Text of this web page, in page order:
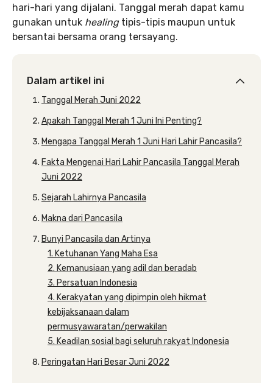
hari-hari yang dijalani. Tanggal merah dapat kamu
gunakan untuk healingtipis-tipis maupun untuk
bersantai bersama orang tersayang.
Dalam artikel ini
Tanggal Merah Juni 2022
Apakah Tanggal Merah 1 Juni Ini Penting?
Mengapa Tanggal Merah 1 Juni Hari Lahir Pancasila?
Fakta Mengenai Hari Lahir Pancasila Tanggal Merah
Juni 2022
Sejarah Lahirnya Pancasila
Makna dari Pancasila
Bunyi Pancasila dan Artinya
1. Ketuhanan Yang Maha Esa
2. Kemanusiaan yang adil dan beradab
3. Persatuan Indonesia
4. Kerakyatan yang dipimpin oleh hikmat
kebijaksanaan dalam
permusyawaratan/perwakilan
5. Keadilan sosial bagi seluruh rakyat Indonesia
Peringatan Hari Besar Juni 2022